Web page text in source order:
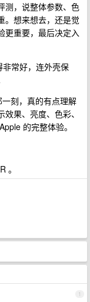
测，说整体参数、色
。想来想去，还是觉
更重要，最后决定入
常好，连外壳保
刻，真的有点理解
果、亮度、色彩、
的完整体验。
。
1